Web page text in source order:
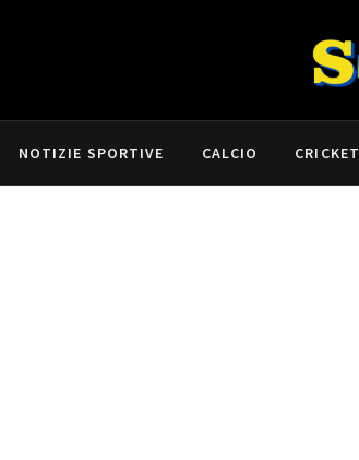
NOTIZIE SPORTIVE CALCIO CRICKET